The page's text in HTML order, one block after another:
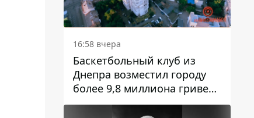
16:58 вчера
Баскетбольный клуб из
Днепра возместил городу
более 9,8 миллиона гривен
долга